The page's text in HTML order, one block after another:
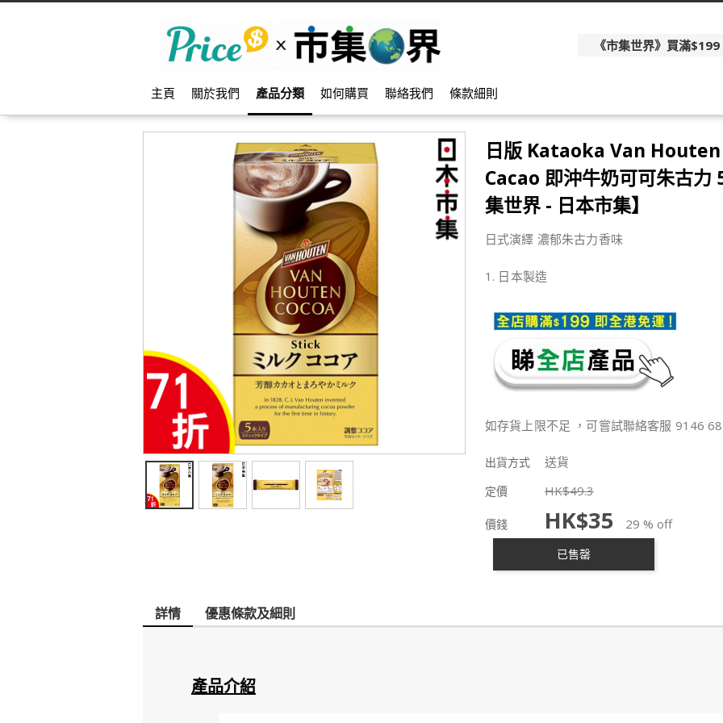
《市集世界》買滿
主頁 關於我們 產品分類 如何購買 聯絡我們 條款細則
日版 Kataoka Van
Cacao 即沖牛奶可可朱古力
集世界 - 日本市集】
日式演繹 濃郁朱古力香味
1. 日本製造
如存貨上限不足 ，可嘗試聯絡客服 9146
出貨方式 送貨
定價 HK$49.3
價錢 HK$35 29 % off
已售罄
詳情 優惠條款及細則
產品介紹